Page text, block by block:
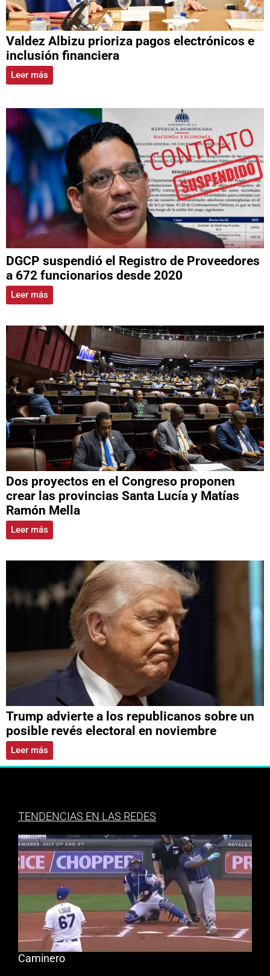
Valdez Albizu prioriza pagos electrónicos e
inclusión financiera
Leer más
DGCP suspendió el Registro de Proveedores
a 672 funcionarios desde 2020
Leer más
Dos proyectos en el Congreso proponen
crear las provincias Santa Lucía y Matías
Ramón Mella
Leer más
Trump advierte a los republicanos sobre un
posible revés electoral en noviembre
Leer más
TENDENCIAS EN LAS REDES
Caminero